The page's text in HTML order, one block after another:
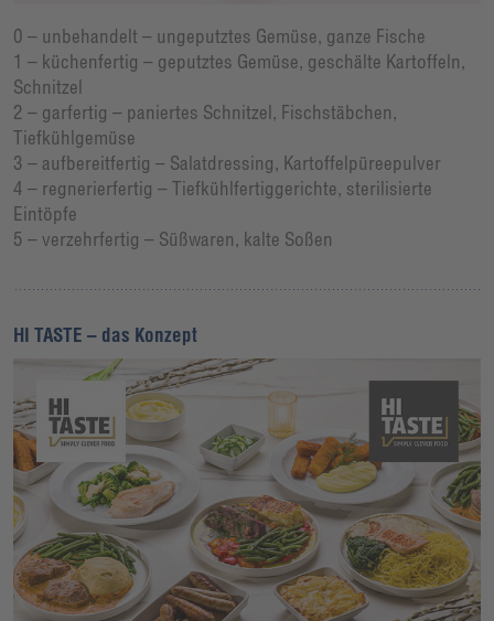
0 – unbehandelt – ungeputztes Gemüse, ganze Fische
1 – küchenfertig – geputztes Gemüse, geschälte Kartoffeln,
Schnitzel
2 – garfertig – paniertes Schnitzel, Fischstäbchen,
Tiefkühlgemüse
3 – aufbereitfertig – Salatdressing, Kartoffelpüreepulver
4 – regnerierfertig – Tiefkühlfertiggerichte, sterilisierte
Eintöpfe
5 – verzehrfertig – Süßwaren, kalte Soßen
HI TASTE – das Konzept